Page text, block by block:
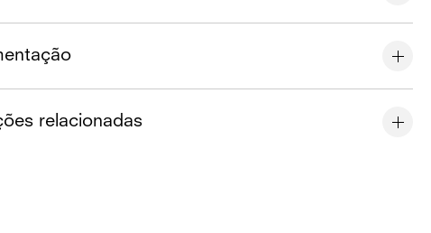
relacionadas